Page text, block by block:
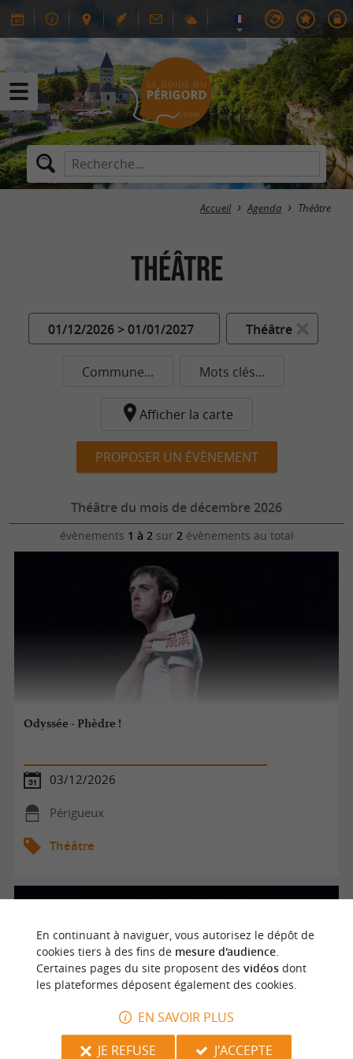
Accueil Agenda Théâtre
Théâtre
01/12/2026 > 01/01/2027 Théâtre
Commune... Mots clés...
Afficher la carte
PROPOSER UN ÉVÈNEMENT
Théâtre du mois de décembre 2026
évènements 1 à 2sur 2évènements au total
Odyssée - Phèdre !
03/12/2026
Périgueux
Théâtre
En continuant à naviguer, vous autorisez le dépôt de
cookies tiers à des fins de mesure d'audience.
Certaines pages du site proposent des vidéosdont
les plateformes déposent également des cookies.
EN SAVOIR PLUS
JE REFUSE
J'ACCEPTE